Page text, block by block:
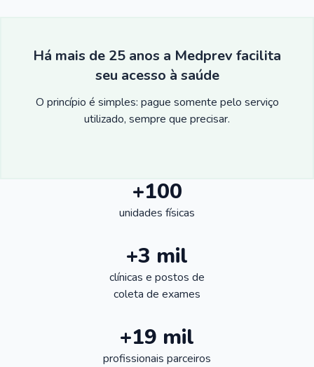
Há mais de 25 anos a Medprev facilita
seu acesso à saúde
O princípio é simples: pague somente pelo serviço
utilizado, sempre que precisar.
+100
unidades físicas
+3 mil
clínicas e postos de
coleta de exames
+19 mil
profissionais parceiros